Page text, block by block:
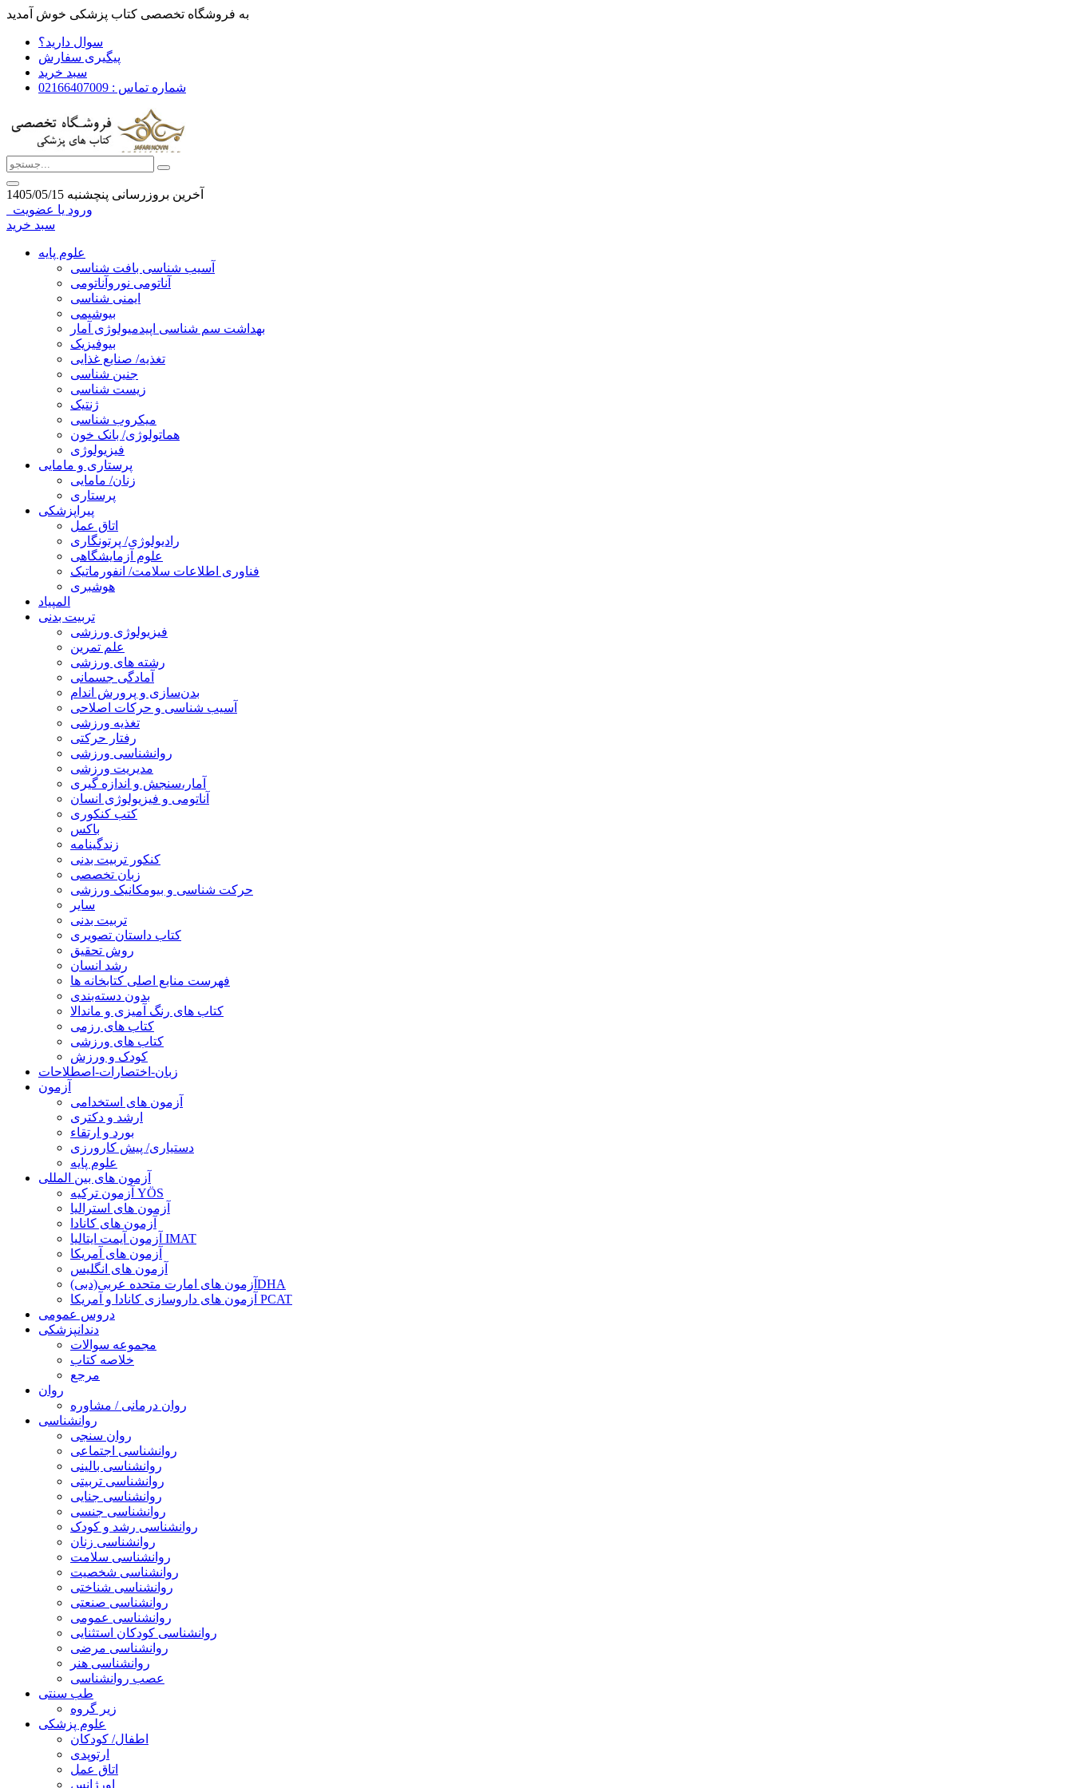
به فروشگاه تخصصی کتاب پزشکی خوش آمدید
سوال دارید؟
پیگیری سفارش
سبد خرید
شماره تماس : 02166407009
آخرین بروزرسانی پنچشنبه 1405/05/15
ورود یا عضویت
سبد خرید
علوم پایه
آسیب شناسی بافت شناسی
آناتومی نوروآناتومی
ایمنی شناسی
بیوشیمی
بهداشت سم شناسی اپیدمیولوژی آمار
بیوفیزیک
تغذیه/ صنایع غذایی
جنین شناسی
زیست شناسی
ژنتیک
میکروب شناسی
هماتولوژی/ بانک خون
فیزیولوژی
پرستاری و مامایی
زنان/ مامایی
پرستاری
پیراپزشکی
اتاق عمل
رادیولوژی/ پرتونگاری
علوم آزمایشگاهی
فناوری اطلاعات سلامت/ انفورماتیک
هوشبری
المپیاد
تربیت بدنی
فیزیولوژی ورزشی
علم تمرین
رشته های ورزشی
آمادگی جسمانی
بدن‌سازی و پرورش اندام
آسیب شناسی و حرکات اصلاحی
تغذیه ورزشی
رفتار حرکتی
روانشناسی ورزشی
مدیریت ورزشی
آمار،سنجش و اندازه گیری
آناتومی و فیزیولوژی انسان
کتب کنکوری
باکس
زندگینامه
کنکور تربیت بدنی
زبان تخصصی
حرکت شناسی و بیومکانیک ورزشی
سایر
تربیت بدنی
کتاب داستان تصویری
روش تحقیق
رشد انسان
فهرست منابع اصلی کتابخانه ها
بدون دسته‌بندی
کتاب های رنگ آمیزی و ماندالا
کتاب های رزمی
کتاب های ورزشی
کودک و ورزش
زبان-اختصارات-اصطلاحات
آزمون
آزمون های استخدامی
ارشد و دکتری
بورد و ارتقاء
دستیاری/ پیش کارورزی
علوم پایه
آزمون های بین المللی
آزمون تركيه YÖS
آزمون های استرالیا
آزمون های کانادا
آزمون آیمت ایتالیا IMAT
آزمون های آمریکا
آزمون های انگلیس
آزمون های امارت متحده عربی(دبی)DHA
آزمون های داروسازی کانادا و آمریکا PCAT
دروس عمومی
دندانپزشکی
مجموعه سوالات
خلاصه کتاب
مرجع
روان
روان درمانی / مشاوره
روانشناسی
روان سنجی
روانشناسی اجتماعی
روانشناسی بالینی
روانشناسی تربیتی
روانشناسی جنایی
روانشناسی جنسی
روانشناسی رشد و کودک
روانشناسی زنان
روانشناسی سلامت
روانشناسی شخصیت
روانشناسی شناختی
روانشناسی صنعتی
روانشناسی عمومی
روانشناسی کودکان استثنایی
روانشناسی مرضی
روانشناسی هنر
عصب روانشناسی
طب سنتی
زیر گروه
علوم پزشکی
اطفال/ کودکان
ارتوپدی
اتاق عمل
اورژانس